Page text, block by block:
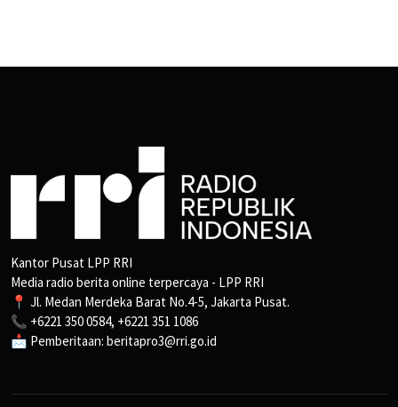
Kantor Pusat LPP RRI
Media radio berita online terpercaya - LPP RRI
📍 Jl. Medan Merdeka Barat No.4-5, Jakarta Pusat.
📞 +6221 350 0584, +6221 351 1086
📩 Pemberitaan: beritapro3@rri.go.id